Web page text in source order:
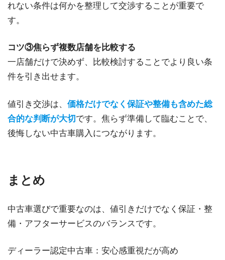
れない条件は何かを整理して交渉することが重要で
す。
コツ③焦らず複数店舗を比較する
一店舗だけで決めず、比較検討することでより良い条
件を引き出せます。
値引き交渉は、 価格だけでなく保証や整備も含めた総
合的な判断が大切 です。焦らず準備して臨むことで、
後悔しない中古車購入につながります。
まとめ
中古車選びで重要なのは、値引きだけでなく保証・整
備・アフターサービスのバランスです。
ディーラー認定中古車：安心感重視だが高め